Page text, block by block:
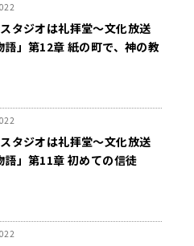
スタジオは礼拝堂～文化放送
語」第12章 紙の町で、神の教
スタジオは礼拝堂～文化放送
語」第11章 初めての信徒